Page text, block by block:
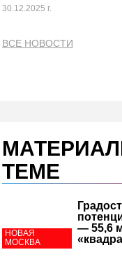
30.12.2025 г.
ВСЕ НОВОСТИ
ТЕМЕ
НОВАЯ
МОСКВА
— 55,6